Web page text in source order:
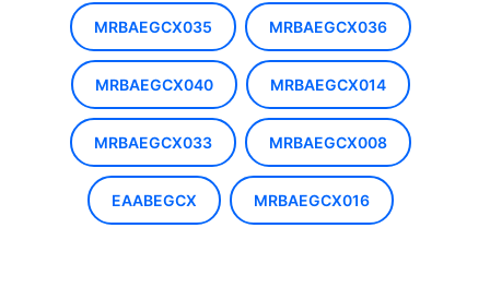
MRBAEGCX035 MRBAEGCX036
MRBAEGCX040 MRBAEGCX014
MRBAEGCX033 MRBAEGCX008
EAABEGCX MRBAEGCX016